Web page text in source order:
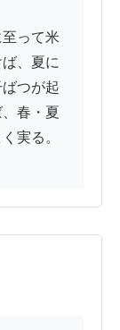
って米
、夏に
つが起
春・夏
実る。